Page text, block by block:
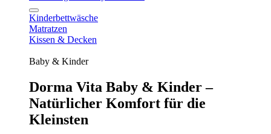
Kinderbettwäsche
Matratzen
Kissen & Decken
Baby & Kinder
Dorma Vita Baby & Kinder –
Natürlicher Komfort für die
Kleinsten